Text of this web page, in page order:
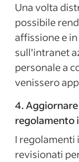
Una volta
possibile
affissione e
sull’intranet
personale a
venissero
4.
regolamento
I regolamenti
revisionati